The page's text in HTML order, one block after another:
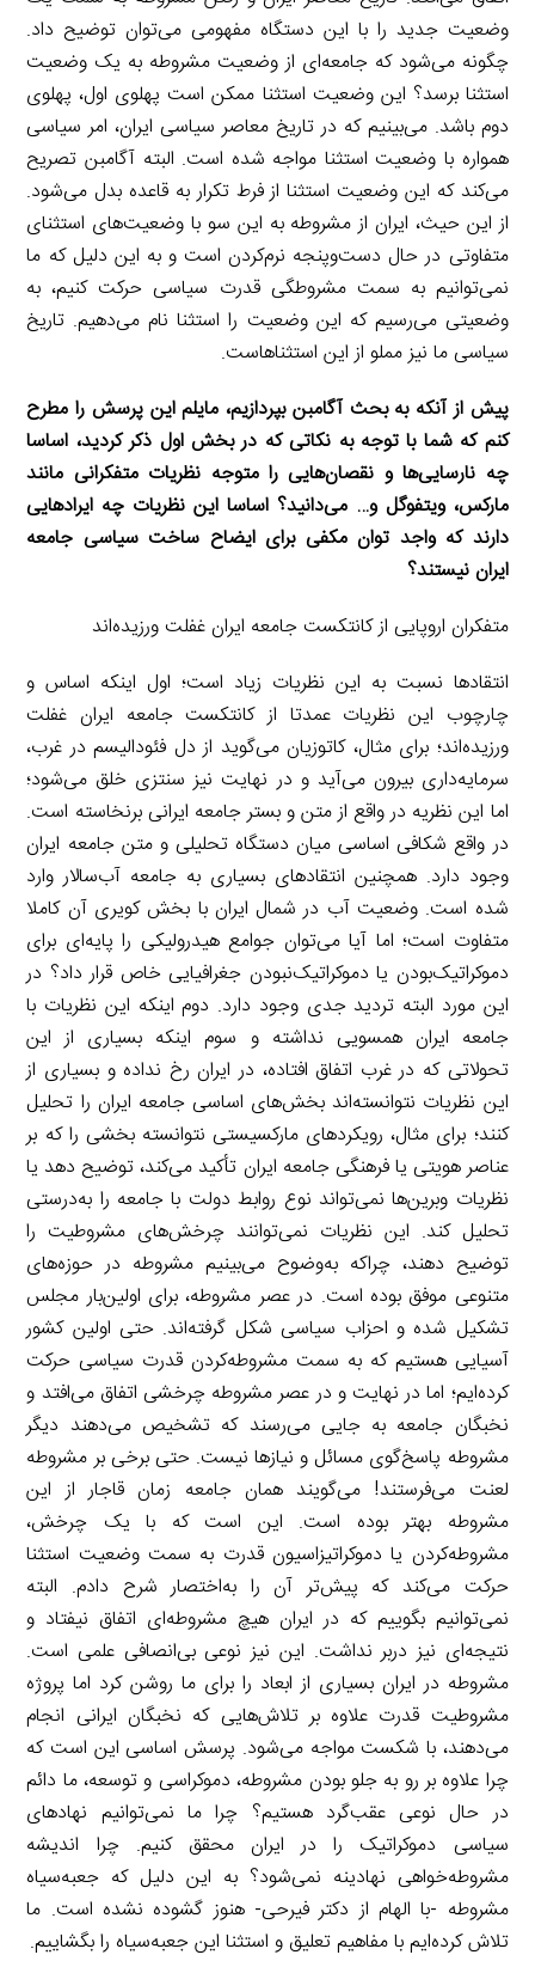
وضعیت جدید را با این دستگاه مفهومی می‌توان توضیح داد.
چگونه می‌شود که جامعه‌ای از وضعیت مشروطه به یک وضعیت
استثنا برسد؟ این وضعیت استثنا ممکن است پهلوی اول، پهلوی
دوم باشد. می‌بینیم که در تاریخ معاصر سیاسی ایران، امر سیاسی
همواره با وضعیت استثنا مواجه شده است. البته آگامبن تصریح
می‌کند که این وضعیت استثنا از فرط تکرار به قاعده بدل می‌شود.
از این حیث، ایران از مشروطه به این ‌سو با وضعیت‌های استثنای
متفاوتی در حال دست‌وپنجه نرم‌کردن است و به این دلیل که ما
نمی‌توانیم به سمت مشروطگی قدرت سیاسی حرکت کنیم، به
وضعیتی می‌رسیم که این وضعیت را استثنا نام می‌دهیم. تاریخ
سیاسی ما نیز مملو از این استثناهاست.
‌پیش از آ‌نکه به بحث آگامبن بپردازیم، مایلم این پرسش را مطرح
کنم که شما با توجه به نکاتی که در بخش اول ذکر کردید، اساسا
چه نارسایی‌ها و نقصان‌هایی را متوجه نظریات متفکرانی مانند
مارکس، ویتفوگل و… می‌دانید؟ اساسا این نظریات چه ایرادهایی
دارند که واجد توان مکفی برای ایضاح ساخت سیاسی جامعه
ایران نیستند؟
متفکران اروپایی از کانتکست جامعه ایران غفلت ورزیده‌اند
انتقادها نسبت به این نظریات زیاد است؛ اول اینکه اساس و
چارچوب این نظریات عمدتا از کانتکست جامعه ایران غفلت
ورزیده‌اند؛ برای مثال، کاتوزیان می‌گوید از دل فئودالیسم در غرب،
سرمایه‌داری بیرون می‌آید و در نهایت نیز سنتزی خلق می‌شود؛
اما این نظریه در واقع از متن و بستر جامعه ایرانی برنخاسته است.
در واقع شکافی اساسی میان دستگاه تحلیلی و متن جامعه ایران
وجود دارد. همچنین انتقادهای بسیاری به جامعه آب‌سالار وارد
شده است. وضعیت آب در شمال ایران با بخش کویری آن کاملا
متفاوت است؛ اما آیا می‌توان جوامع هیدرولیکی را پایه‌ای برای
دموکراتیک‌بودن یا دموکراتیک‌نبودن جغرافیایی خاص قرار داد؟ در
این مورد البته تردید جدی وجود دارد. دوم اینکه این نظریات با
جامعه ایران همسویی نداشته و سوم اینکه بسیاری از این
تحولاتی که در غرب اتفاق افتاده، در ایران رخ نداده و بسیاری از
این نظریات نتوانسته‌اند بخش‌های اساسی جامعه ایران را تحلیل
کنند؛ برای مثال، رویکردهای مارکسیستی نتوانسته بخشی را که بر
عناصر هویتی یا فرهنگی جامعه ایران تأکید می‌کند، توضیح دهد یا
نظریات وبرین‌ها نمی‌تواند نوع روابط دولت با جامعه را به‌درستی
تحلیل کند. این نظریات نمی‌توانند چرخش‌های مشروطیت را
توضیح دهند، چراکه به‌وضوح می‌بینیم مشروطه در حوزه‌های
متنوعی موفق بوده است. در عصر مشروطه، برای اولین‌بار مجلس
تشکیل ‌شده و احزاب سیاسی شکل گرفته‌اند. حتی اولین کشور
آسیایی هستیم که به سمت مشروطه‌کردن قدرت سیاسی حرکت
کرده‌ایم؛ اما در نهایت و در عصر مشروطه چرخشی اتفاق می‌افتد و
نخبگان جامعه به ‌جایی می‌رسند که تشخیص می‌دهند دیگر
مشروطه پاسخ‌گوی مسائل و نیازها نیست. حتی برخی بر مشروطه
لعنت می‌فرستند! می‌گویند همان جامعه زمان قاجار از این
مشروطه بهتر بوده است. این است که با یک چرخش،
مشروطه‌کردن یا دموکراتیزاسیون قدرت به سمت وضعیت استثنا
حرکت می‌کند که پیش‌تر آن را به‌اختصار شرح دادم. البته
نمی‌توانیم بگوییم که در ایران هیچ مشروطه‌ای اتفاق نیفتاد و
نتیجه‌ای نیز دربر نداشت. این نیز نوعی بی‌انصافی علمی است.
مشروطه در ایران بسیاری از ابعاد را برای ما روشن کرد اما پروژه
مشروطیت قدرت علاوه بر تلاش‌هایی که نخبگان ایرانی انجام
می‌دهند، با شکست مواجه می‌شود. پرسش اساسی این است که
چرا علاوه بر رو به جلو بودن مشروطه، دموکراسی و توسعه، ما دائم
در حال نوعی عقب‌گرد هستیم؟ چرا ما نمی‌توانیم نهادهای
سیاسی دموکراتیک را در ایران محقق کنیم. چرا اندیشه
مشروطه‌خواهی نهادینه نمی‌شود؟ به این دلیل که جعبه‌سیاه
مشروطه -‌با الهام از دکتر فیرحی- هنوز گشوده نشده است. ما
تلاش کرده‌ایم با مفاهیم تعلیق و استثنا این جعبه‌سیاه را بگشاییم.